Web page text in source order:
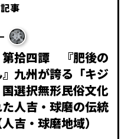
事
第拾四譚 『肥後の
九州が誇る「キジ
選択無形民俗文化
人吉・球磨の伝統
吉・球磨地域）